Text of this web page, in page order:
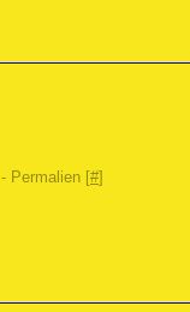
- Permalien [#]